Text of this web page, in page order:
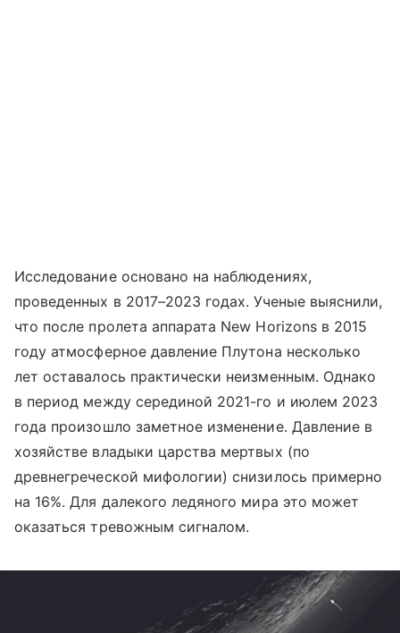
Исследование основано на наблюдениях,
проведенных в 2017–2023 годах. Ученые выяснили,
что после пролета аппарата New Horizons в 2015
году атмосферное давление Плутона несколько
лет оставалось практически неизменным. Однако
в период между серединой 2021-го и июлем 2023
года произошло заметное изменение. Давление в
хозяйстве владыки царства мертвых (по
древнегреческой мифологии) снизилось примерно
на 16%. Для далекого ледяного мира это может
оказаться тревожным сигналом.